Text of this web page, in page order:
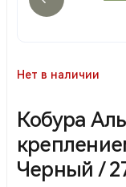
Нет в наличии
Кобура
Черный /